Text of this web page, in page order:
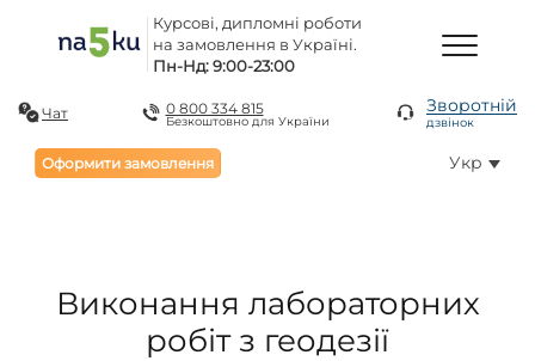
Курсові, дипломні роботи
на замовлення в Україні.
Пн-Нд: 9:00-23:00
Чат 0 800 334 815
Безкоштовно для України
Зворотній
дзвінок
Оформити замовлення Укр
Виконання лабораторних
робіт з геодезії